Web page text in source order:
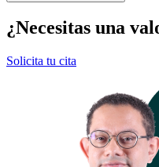
¿Necesitas una
Solicita tu cita